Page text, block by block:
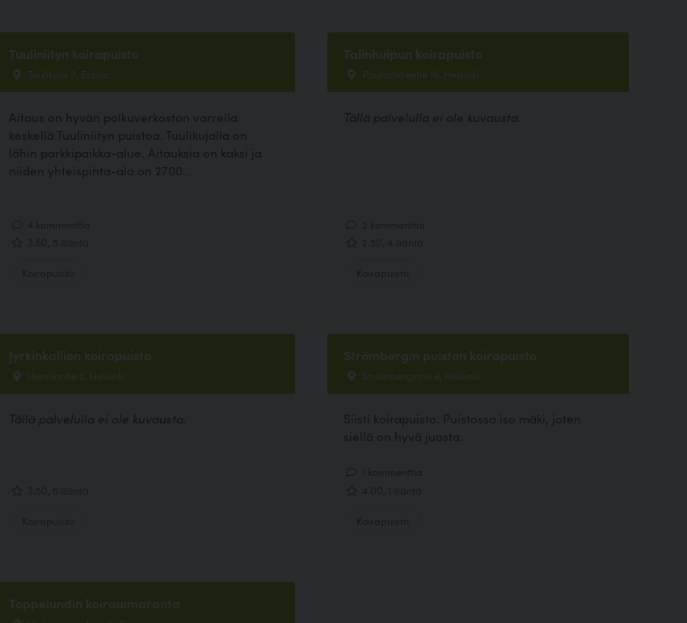
Tuuliniityn koirapuisto
Tuulikuja 3, Espoo
Aitaus on hyvän polkuverkoston varrella
keskellä Tuuliniityn puistoa. Tuulikujalla on
lähin parkkipaikka-alue. Aitauksia on kaksi ja
niiden yhteispinta-ala on 2700...
Talinhuipun koirapuisto
Poutamäentie 16, Helsinki
Tällä palvelulla ei ole kuvausta.
Jyrkinkallion koirapuisto
Henrikintie 5, Helsinki
Tällä palvelulla ei ole kuvausta.
Strömbergin puiston koirapuisto
Strömbergintie 4, Helsinki
Siisti koirapuisto. Puistossa iso mäki, joten
siellä on hyvä juosta.
Toppelundin koirauimaranta